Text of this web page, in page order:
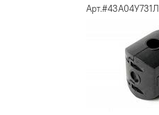
Арт.#43А04У731Л